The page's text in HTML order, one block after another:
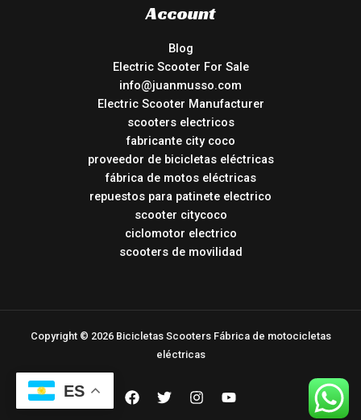
Account
Blog
Electric Scooter For Sale
info@juanmusso.com
Electric Scooter Manufacturer
scooters electricos
fabricante city coco
proveedor de bicicletas eléctricas
fábrica de motos eléctricas
repuestos para patinete electrico
scooter citycoco
ciclomotor electrico
scooters de movilidad
Copyright © 2026 Bicicletas Scooters Fábrica de motocicletas
eléctricas
ES